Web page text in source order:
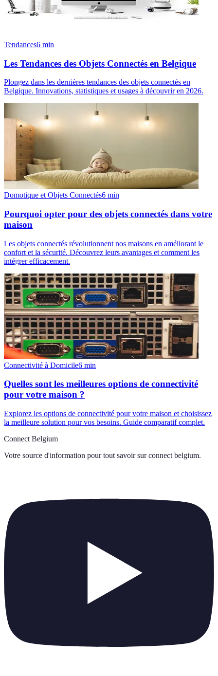
Tendances6 min
Les Tendances des Objets Connectés en Belgique
Plongez dans les dernières tendances des objets connectés en
Belgique. Innovations, statistiques et usages à découvrir en 2026.
Domotique et Objets Connectés6 min
Pourquoi opter pour des objets connectés dans votre
maison
Les objets connectés révolutionnent nos maisons en améliorant le
confort et la sécurité. Découvrez leurs avantages et comment les
intégrer efficacement.
Connectivité à Domicile6 min
Quelles sont les meilleures options de connectivité
pour votre maison ?
Explorez les options de connectivité pour votre maison et choisissez
la meilleure solution pour vos besoins. Guide comparatif complet.
Connect Belgium
Votre source d'information pour tout savoir sur connect belgium.